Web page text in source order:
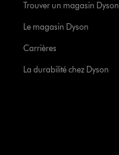
Trouver un magasin Dyson
Le magasin Dyson
Carrières
La durabilité chez Dyson